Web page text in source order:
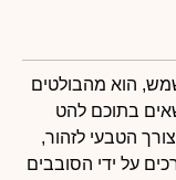
הוא מהבולטים
בתוכם להט
הטבעי לזהור,
על ידי הסובבים